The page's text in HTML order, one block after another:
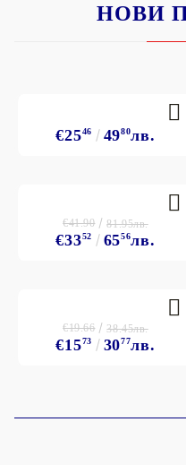
НОВИ
€2546 4980лв.
€3352 6556лв.
€41.90 81.95лв.
€1573 3077лв.
€19.66 38.45лв.